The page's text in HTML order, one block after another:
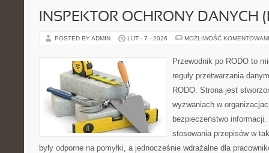
INSPEKTOR OCHRONY DANYCH
POSTED BY ADMIN LUT - 7 - 2026 MOŻLIWOŚĆ
Przewodnik po RODO to
reguły przetwarzania
RODO. Strona jest
wyzwaniach w
bezpieczeństwo
stosowania przepisów w
były odporne na pomyłki, a jednocześnie wdrażalne dla